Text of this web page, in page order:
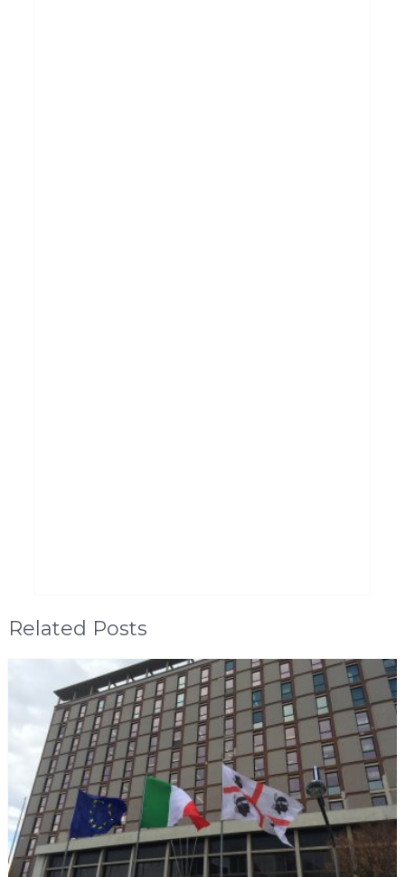
Related Posts